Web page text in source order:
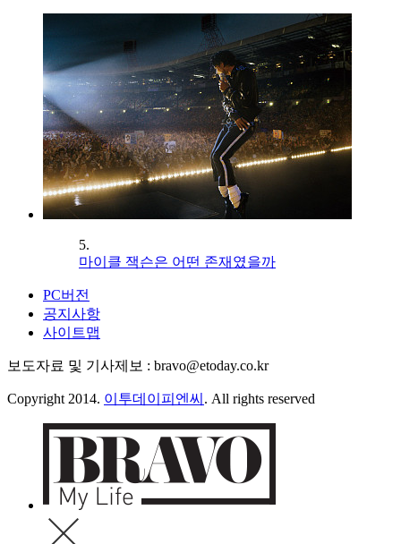
5.
마이클 잭슨은 어떤 존재였을까
PC버전
공지사항
사이트맵
보도자료 및 기사제보 : bravo@etoday.co.kr
Copyright 2014. 이투데이피엔씨 . All rights reserved